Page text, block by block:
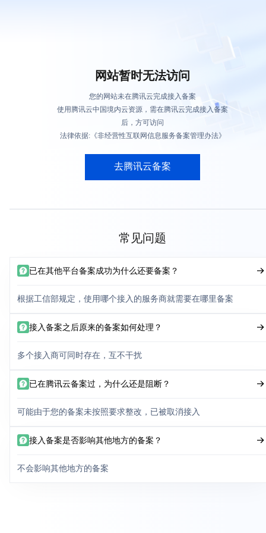
网站暂时无法访问
您的网站未在腾讯云完成接入备案
使用腾讯云中国境内云资源，需在腾讯云完成接入备案
后，方可访问
法律依据:《非经营性互联网信息服务备案管理办法》
去腾讯云备案
常见问题
已在其他平台备案成功为什么还要备案？
根据工信部规定，使用哪个接入的服务商就需要在哪里备案
接入备案之后原来的备案如何处理？
多个接入商可同时存在，互不干扰
已在腾讯云备案过，为什么还是阻断？
可能由于您的备案未按照要求整改，已被取消接入
接入备案是否影响其他地方的备案？
不会影响其他地方的备案